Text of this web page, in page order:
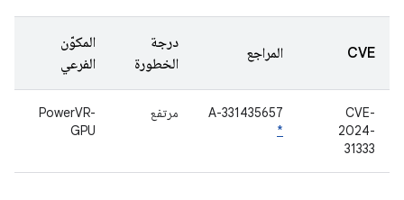
CVE المراجع
درجة
الخطورة
المكوّن
الفرعي
CVE-
2024-
31333
A-331435657
*
مرتفع
PowerVR-
GPU